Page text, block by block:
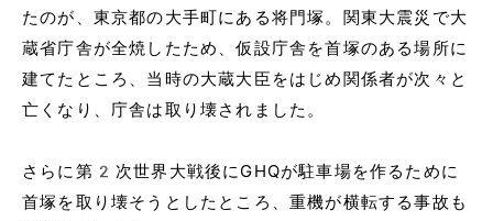
たのが、東京都の大手町にある将門塚。関東大震災で大
蔵省庁舎が全焼したため、仮設庁舎を首塚のある場所に
建てたところ、当時の大蔵大臣をはじめ関係者が次々と
亡くなり、庁舎は取り壊されました。
さらに第2次世界大戦後にGHQが駐車場を作るために
首塚を取り壊そうとしたところ、重機が横転する事故も